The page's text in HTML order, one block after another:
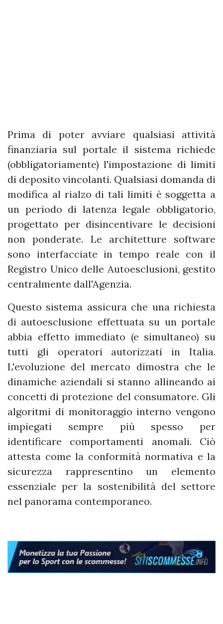
Prima di poter avviare qualsiasi attività
finanziaria sul portale il sistema richiede
(obbligatoriamente) l'impostazione di limiti
di deposito vincolanti. Qualsiasi domanda di
modifica al rialzo di tali limiti è soggetta a
un periodo di latenza legale obbligatorio,
progettato per disincentivare le decisioni
non ponderate. Le architetture software
sono interfacciate in tempo reale con il
Registro Unico delle Autoesclusioni, gestito
centralmente dall'Agenzia.
Questo sistema assicura che una richiesta
di autoesclusione effettuata su un portale
abbia effetto immediato (e simultaneo) su
tutti gli operatori autorizzati in Italia.
L'evoluzione del mercato dimostra che le
dinamiche aziendali si stanno allineando ai
concetti di protezione del consumatore. Gli
algoritmi di monitoraggio interno vengono
impiegati sempre più spesso per
identificare comportamenti anomali. Ciò
attesta come la conformità normativa e la
sicurezza rappresentino un elemento
essenziale per la sostenibilità del settore
nel panorama contemporaneo.